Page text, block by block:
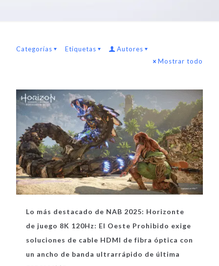
Categorías Etiquetas
Autores
Mostrar todo
Lo más destacado de NAB 2025: Horizonte
de juego 8K 120Hz: El Oeste Prohibido exige
soluciones de cable HDMI de fibra óptica con
un ancho de banda ultrarrápido de última